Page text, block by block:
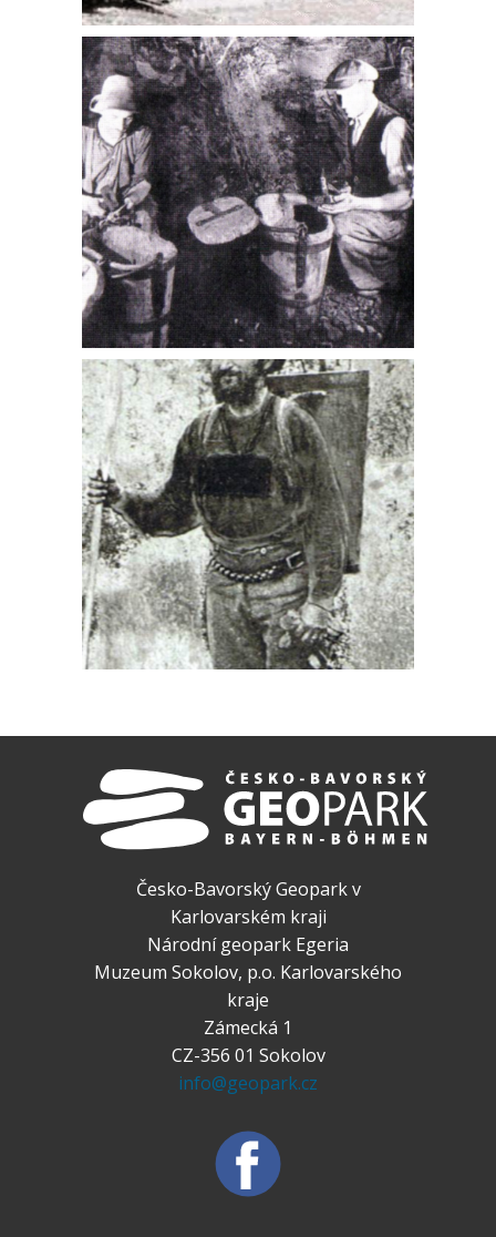
Česko-Bavorský Geopark v
Karlovarském kraji
Národní geopark Egeria
Muzeum Sokolov, p.o. Karlovarského
kraje
Zámecká 1
CZ-356 01 Sokolov
info@geopark.cz